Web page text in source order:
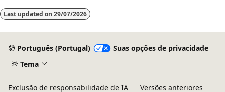
Last updated on 29/07/2026
Português (Portugal)
Suas opções de privacidade
Tema
Exclusão de responsabilidade de IA Versões anteriores